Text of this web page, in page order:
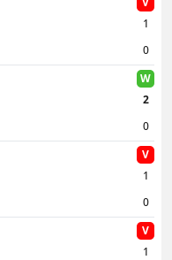
1
0
W
0
2
V
1
0
V
1